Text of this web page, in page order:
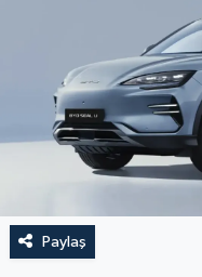
Paylaş